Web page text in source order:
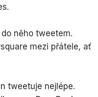
něho tweetem.
mezi přátele, ať
tweetuje nejlépe.